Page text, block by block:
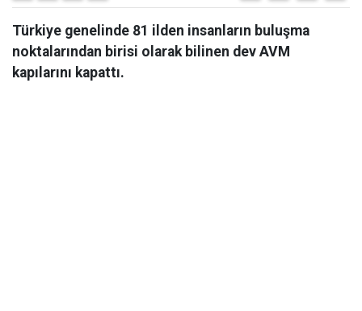
Türkiye genelinde 81 ilden insanların buluşma
noktalarından birisi olarak bilinen dev AVM
kapılarını kapattı.